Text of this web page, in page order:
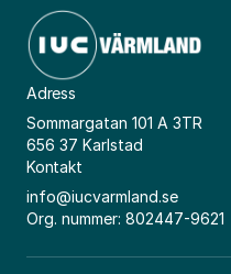
Adress
Sommargatan 101 A 3TR
656 37 Karlstad
Kontakt
info@iucvarmland.se
Org. nummer: 802447-9621